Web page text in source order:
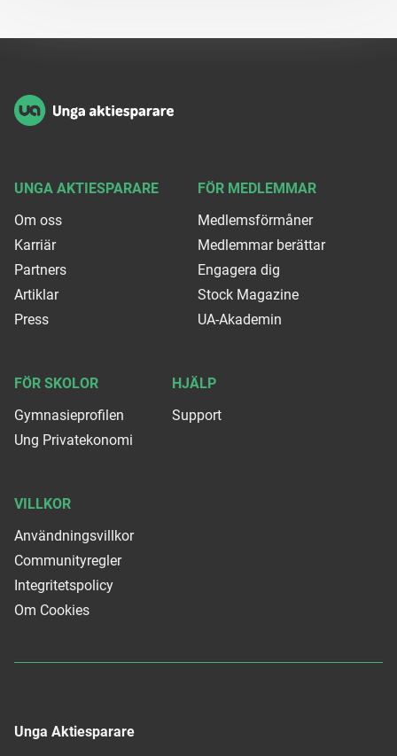
Unga Aktiesparare
UNGA AKTIESPARARE
Om oss
Karriär
Partners
Artiklar
Press
FÖR MEDLEMMAR
Medlemsförmåner
Medlemmar berättar
Engagera dig
Stock Magazine
UA-Akademin
FÖR SKOLOR
Gymnasieprofilen
Ung Privatekonomi
HJÄLP
Support
VILLKOR
Användningsvillkor
Communityregler
Integritetspolicy
Om Cookies